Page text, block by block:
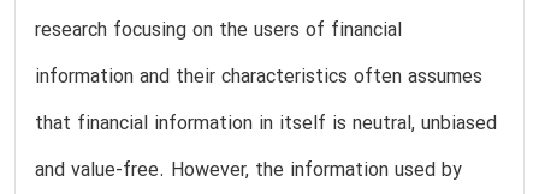
research focusing on the users of financial
information and their characteristics often assumes
that financial information in itself is neutral, unbiased
and value-free. However, the information used by